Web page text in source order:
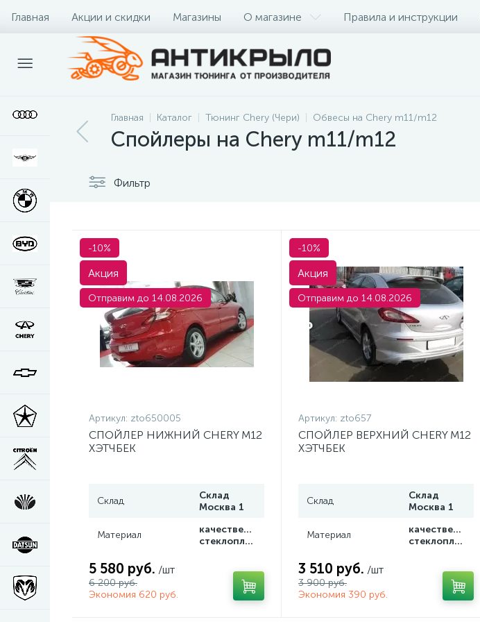
Главная Акции и скидки Магазины О магазине Правила и инструкции
Главная Каталог Тюнинг Chery (Чери) Обвесы на Chery m11/m12
Спойлеры на Chery m11/m12
Фильтр
-10%
Акция
Отправим до 14.08.2026
Артикул: zto650005
СПОЙЛЕР НИЖНИЙ CHERY M12
ХЭТЧБЕК
Склад
Склад
Москва 1
Материал
качественный
стеклопластик
5 580 руб. /шт
6 200 руб.
Экономия 620 руб.
-10%
Акция
Отправим до 14.08.2026
Артикул: zto657
СПОЙЛЕР ВЕРХНИЙ CHERY M12
ХЭТЧБЕК
Склад
Склад
Москва 1
Материал
качественный
стеклопластик
3 510 руб. /шт
3 900 руб.
Экономия 390 руб.